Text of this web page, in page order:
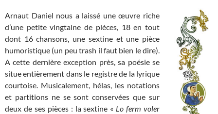
Arnaut Daniel nous a laissé une œuvre riche
d’une petite vingtaine de pièces, 18 en tout
dont 16 chansons, une sextine et une pièce
humoristique (un peu trash il faut bien le dire).
A cette dernière exception près, sa poésie se
situe entièrement dans le registre de la lyrique
courtoise. Musicalement, hélas, les notations
et partitions ne se sont conservées que sur
deux de ses pièces : la sextine « Lo ferm voler